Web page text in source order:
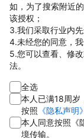
如，为了搜索附近
该授权；
3.我们采取行业内
4.未经您的同意，
5.您可以查看、修
法。
全选
本人已满18周岁
按照 《隐私声明》
本人同意按照《
境传输。